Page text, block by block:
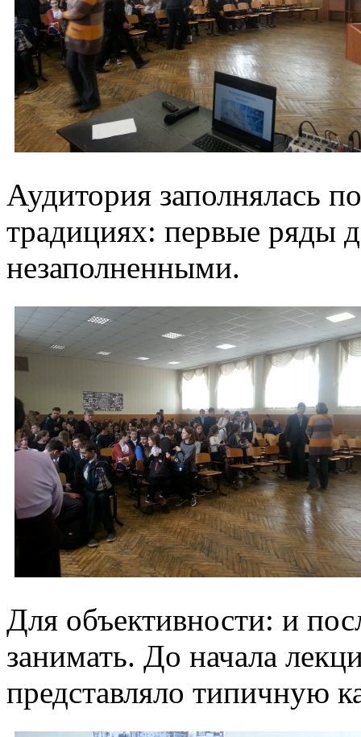
Аудитория заполнялась
традициях: первые ряды
незаполненными.
Для объективности: и
занимать. До начала
представляло типичную